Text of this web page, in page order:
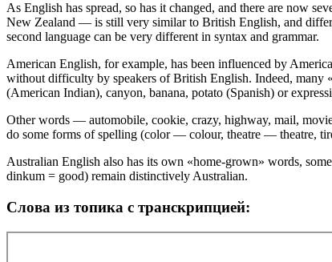
As English has spread, so has it changed, and there are now
New Zealand — is still very similar to British English, and
second language can be very different in syntax and grammar.
American English, for example, has been influenced by
without difficulty by speakers of British English. Indeed,
(American Indian), canyon, banana, potato (Spanish) or
Other words — automobile, cookie, crazy, highway, mail,
do some forms of spelling (color — colour, theatre — theatre,
Australian English also has its own «home-grown» words,
dinkum = good) remain distinctively Australian.
Слова из топика с транскрипцией: